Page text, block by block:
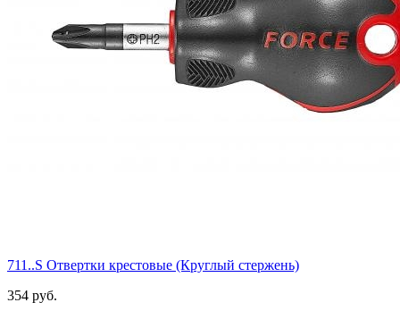
711..S Отвертки крестовые (Круглый стержень)
354 руб.